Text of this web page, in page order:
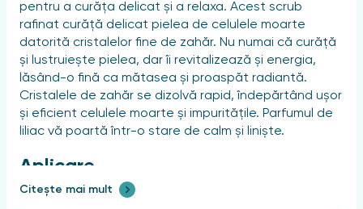
pentru a curăța delicat și a relaxa. Acest scrub
rafinat curăță delicat pielea de celulele moarte
datorită cristalelor fine de zahăr. Nu numai că curăță
și lustruiește pielea, dar îi revitalizează și energia,
lăsând-o fină ca mătasea și proaspăt radiantă.
Cristalele de zahăr se dizolvă rapid, îndepărtând ușor
și eficient celulele moarte și impuritățile. Parfumul de
liliac vă poartă într-o stare de calm și liniște.
Aplicare
Pentru rezultate optime, utilizați de două ori pe
Citește mai mult